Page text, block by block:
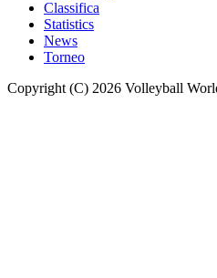
Classifica
Statistics
News
Torneo
Copyright (C) 2026 Volleyball